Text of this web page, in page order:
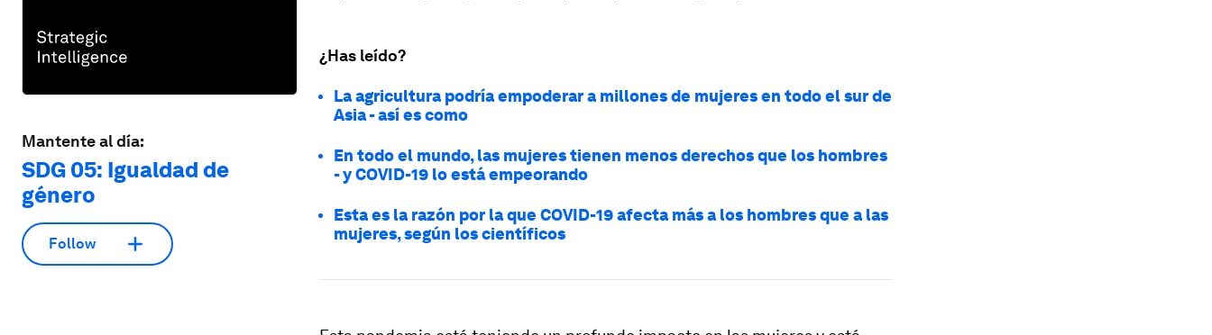
Mantente al día:
SDG 05: Igualdad de
género
Follow
¿Has leído?
La agricultura podría empoderar a millones de mujeres en todo el sur de
Asia - así es como
En todo el mundo, las mujeres tienen menos derechos que los hombres
- y COVID-19 lo está empeorando
Esta es la razón por la que COVID-19 afecta más a los hombres que a las
mujeres, según los científicos